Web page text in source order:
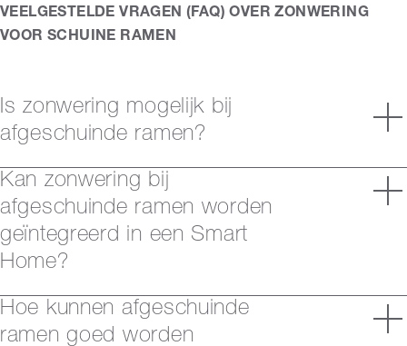
VEELGESTELDE VRAGEN (FAQ) OVER ZONWERING
VOOR SCHUINE RAMEN
Is zonwering mogelijk bij
afgeschuinde ramen?
Kan zonwering bij
afgeschuinde ramen worden
geïntegreerd in een Smart
Home?
Hoe kunnen afgeschuinde
ramen goed worden